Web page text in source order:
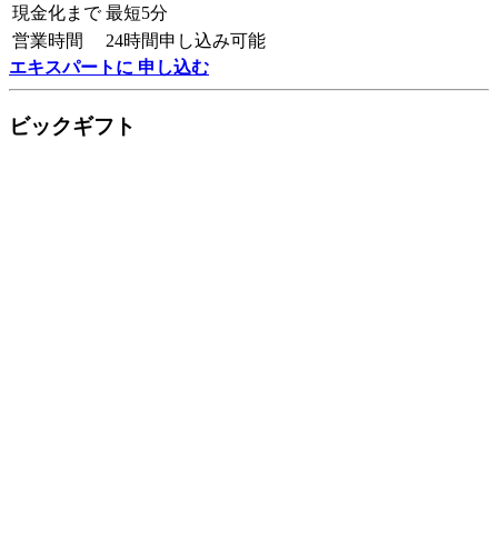
現金化まで 最短5分
営業時間
24時間申し込み可能
エキスパートに 申し込む
ビックギフト